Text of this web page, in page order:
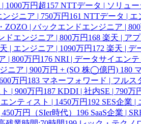
1000万円超157 NTTデータ | ソリュ
ジニア | 750万円 161 NTTデータ | エ
ZOZO | バックエンドエンジニア |
ドエンジニア | 800万円 168 楽天 | ア
| エンジニア | 1090万円 172 楽天 | デ
| 800万円 176 NRI | データサイエンテ
ニア | 900万円 + (SO 株◯億円) 180
万円 183 マネーフォワード | フルス
| 900万円 187 KDDI | 社内SE | 790万
ンティスト | 1450万円 192 SES企業 |
万円（SIer時代） 196 SaaS企業 |